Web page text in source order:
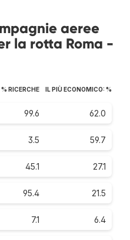
aeree
la rotta Roma -
% RICERCHE IL PIÙ ECONOMICO: %
99.6 62.0
3.5 59.7
45.1 27.1
95.4 21.5
7.1 6.4